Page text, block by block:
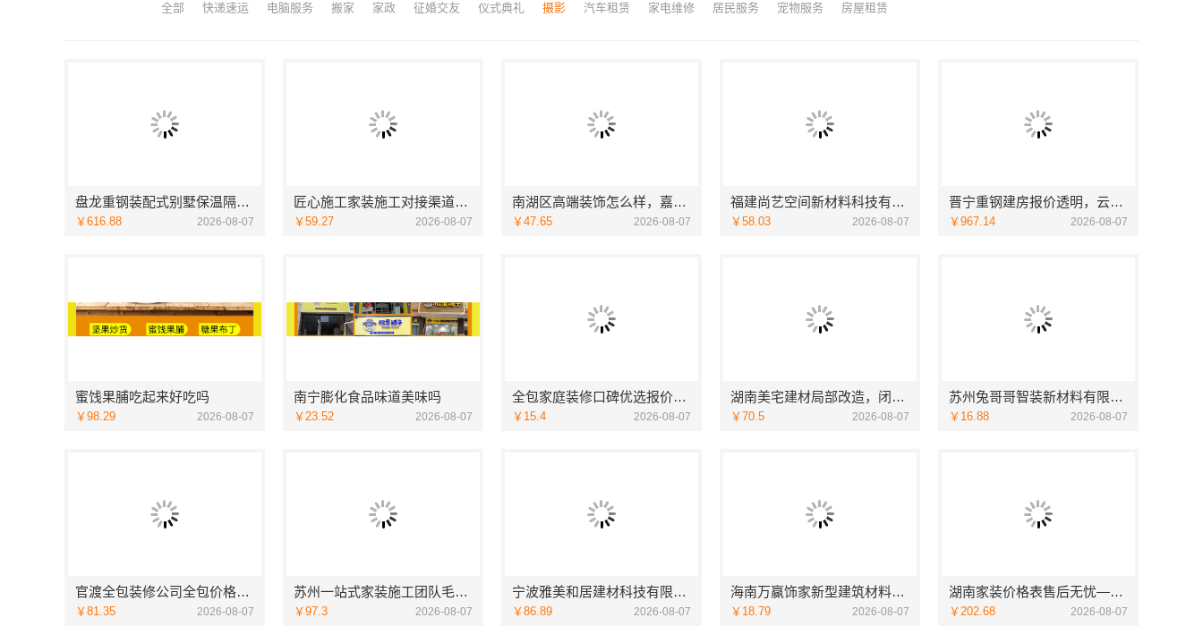
全部 快递速运 电脑服务 搬家 家政 征婚交友 仪式典礼 摄影 汽车租赁 家电维修 居民服务 宠物服务 房屋租赁
盘龙重钢装配式别墅保温隔热，云南晟构建筑建材有限公司品质之选
￥616.88 2026-08-07
匠心施工家装施工对接渠道宁波雅美和居建材科技有限公司
￥59.27 2026-08-07
南湖区高端装饰怎么样，嘉兴锦居装饰材料有限公司品质如何
￥47.65 2026-08-07
福建尚艺空间新材料科技有限公司，泉州家装价格透明明细
￥58.03 2026-08-07
晋宁重钢建房报价透明，云南晟构建筑建材有限公司守护您的家
￥967.14 2026-08-07
蜜饯果脯吃起来好吃吗
￥98.29 2026-08-07
南宁膨化食品味道美味吗
￥23.52 2026-08-07
全包家庭装修口碑优选报价明细-福建尚艺空间新材料科技有限公司
￥15.4 2026-08-07
湖南美宅建材局部改造，闭口合同零增项
￥70.5 2026-08-07
苏州兔哥哥智装新材料有限公司高新区毛坯房免费量房
￥16.88 2026-08-07
官渡全包装修公司全包价格，云南至高新型建材有限公司闭口合同
￥81.35 2026-08-07
苏州一站式家装施工团队毛坯房认准苏州百年豪庭新材料有限公司
￥97.3 2026-08-07
宁波雅美和居建材科技有限公司匠心施工家装施工对接渠道
￥86.89 2026-08-07
海南万赢饰家新型建筑材料有限公司乡村自建门窗焕新
￥18.79 2026-08-07
湖南家装价格表售后无忧——创益讯建筑让您装修更省心
￥202.68 2026-08-07